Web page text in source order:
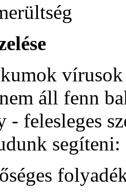
vírusok
áll fenn
- felesleges
segíteni: